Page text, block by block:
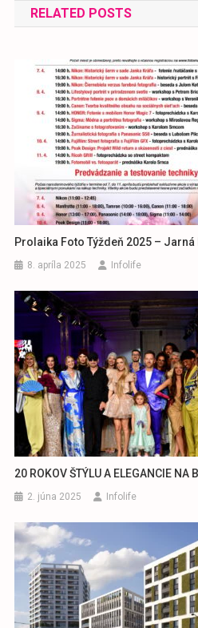
článku
RELATED POSTS
Prolaika Foto Týždeň 2025 – Jarná
8. apríla 2025 Infolife
20 ROKOV ŠTÝLU A ELEGANCIE NA
2. júna 2025 Infolife